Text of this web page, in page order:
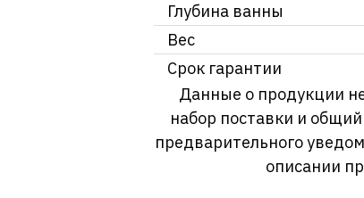
Глубина ванны
Вес
Срок гарантии
Данные о продукции
набор поставки и
предварительного
описании